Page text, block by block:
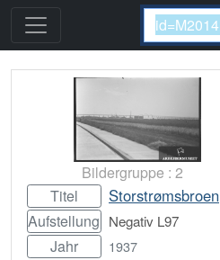
Bildergruppe : 2
Titel
Storstrømsbroen
Aufstellung Negativ L97
Jahr 1937